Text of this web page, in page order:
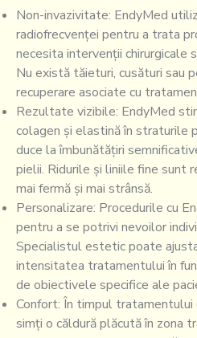
Non-invazivitate: EndyMed
radiofrecvenței pentru a trata
necesita intervenții chirurgicale
Nu există tăieturi, cusături sau
recuperare asociate cu
Rezultate vizibile: EndyMed
colagen și elastină în straturile
duce la îmbunătățiri
pielii. Ridurile și liniile fine sunt
mai fermă și mai strânsă.
Personalizare: Procedurile cu
pentru a se potrivi nevoilor
Specialistul estetic poate
intensitatea tratamentului în
de obiectivele specifice ale
Confort: În timpul tratamentului
simți o căldură plăcută în zona